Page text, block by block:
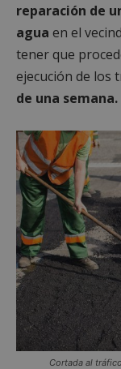
reparación de
agua en el
tener que
ejecución de los
de una semana.
Cortada al